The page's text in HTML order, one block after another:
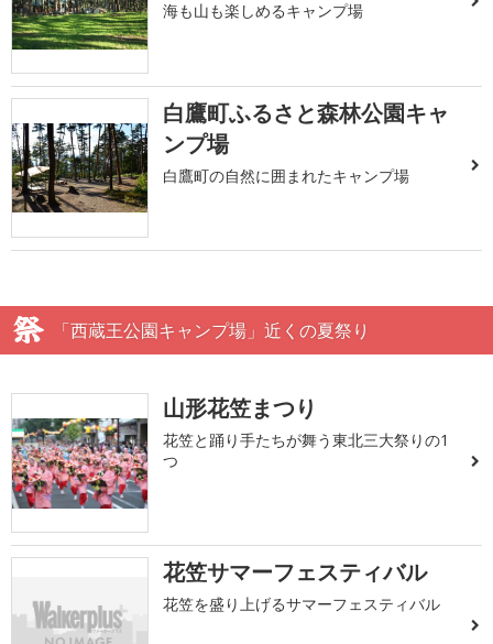
海も山も楽しめるキャンプ場
白鷹町ふるさと森林公園キャ
ンプ場
白鷹町の自然に囲まれたキャンプ場
「西蔵王公園キャンプ場」近くの夏祭り
山形花笠まつり
花笠と踊り手たちが舞う東北三大祭りの1
つ
花笠サマーフェスティバル
花笠を盛り上げるサマーフェスティバル